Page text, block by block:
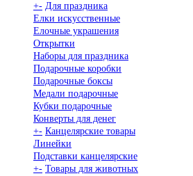
+- Для праздника
Елки искусственные
Елочные украшения
Открытки
Наборы для праздника
Подарочные коробки
Подарочные боксы
Медали подарочные
Кубки подарочные
Конверты для денег
+- Канцелярские товары
Линейки
Подставки канцелярские
+- Товары для животных